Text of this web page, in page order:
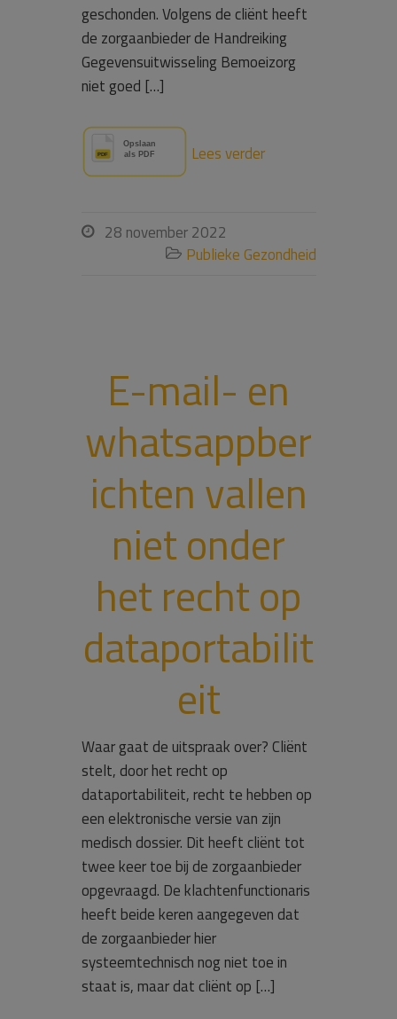
geschonden. Volgens de cliënt heeft
de zorgaanbieder de Handreiking
Gegevensuitwisseling Bemoeizorg
niet goed […]
Lees verder
 28 november 2022
 Publieke Gezondheid
E-mail- en
whatsappber
ichten vallen
niet onder
het recht op
dataportabilit
eit
Waar gaat de uitspraak over? Cliënt
stelt, door het recht op
dataportabiliteit, recht te hebben op
een elektronische versie van zijn
medisch dossier. Dit heeft cliënt tot
twee keer toe bij de zorgaanbieder
opgevraagd. De klachtenfunctionaris
heeft beide keren aangegeven dat
de zorgaanbieder hier
systeemtechnisch nog niet toe in
staat is, maar dat cliënt op […]